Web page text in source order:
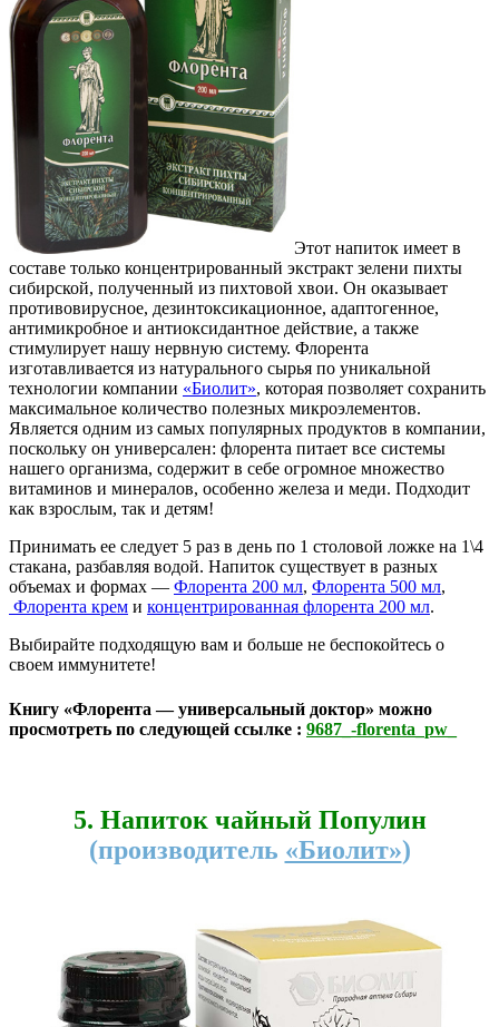
Этот напиток имеет в
составе только концентрированный экстракт зелени пихты
сибирской, полученный из пихтовой хвои. Он оказывает
противовирусное, дезинтоксикационное, адаптогенное,
антимикробное и антиоксидантное действие, а также
стимулирует нашу нервную систему. Флорента
изготавливается из натурального сырья по уникальной
технологии компании «Биолит», которая позволяет сохранить
максимальное количество полезных микроэлементов.
Является одним из самых популярных продуктов в компании,
поскольку он универсален: флорента питает все системы
нашего организма, содержит в себе огромное множество
витаминов и минералов, особенно железа и меди. Подходит
как взрослым, так и детям!
Принимать ее следует 5 раз в день по 1 столовой ложке на 1\4
стакана, разбавляя водой. Напиток существует в разных
объемах и формах — Флорента 200 мл, Флорента 500 мл,
Флорента крем и концентрированная флорента 200 мл.
Выбирайте подходящую вам и больше не беспокойтесь о
своем иммунитете!
Книгу «Флорента — универсальный доктор» можно
просмотреть по следующей ссылке : 9687_-florenta_pw_
5. Напиток чайный Популин
(производитель «Биолит»)